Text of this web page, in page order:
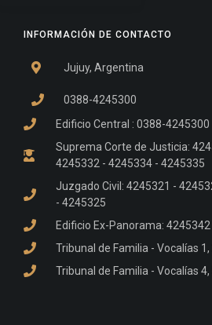
INFORMACIÓN DE CONTACTO
Jujuy, Argentina
0388-4245300
Edificio Central : 0388-4245300
Suprema Corte de Justicia:
4245332 - 4245334 - 4245335
Juzgado Civil: 4245321 -
- 4245325
Edificio Ex-Panorama: 4245342
Tribunal de Familia - Vocalías
Tribunal de Familia - Vocalías 4,